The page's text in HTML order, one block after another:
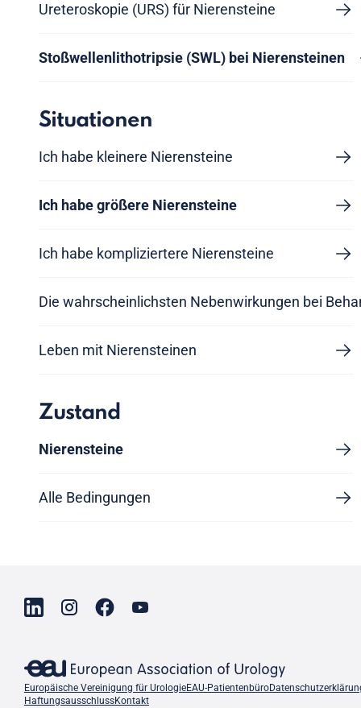
Ureteroskopie (URS) für Nierensteine
Stoßwellenlithotripsie (SWL) bei Nierensteinen
Situationen
Ich habe kleinere Nierensteine
Ich habe größere Nierensteine
Ich habe kompliziertere Nierensteine
Die wahrscheinlichsten Nebenwirkungen bei
Leben mit Nierensteinen
Zustand
Nierensteine
Alle Bedingungen
Europäische Vereinigung für UrologieEAU-Patientenbüro
HaftungsausschlussKontakt